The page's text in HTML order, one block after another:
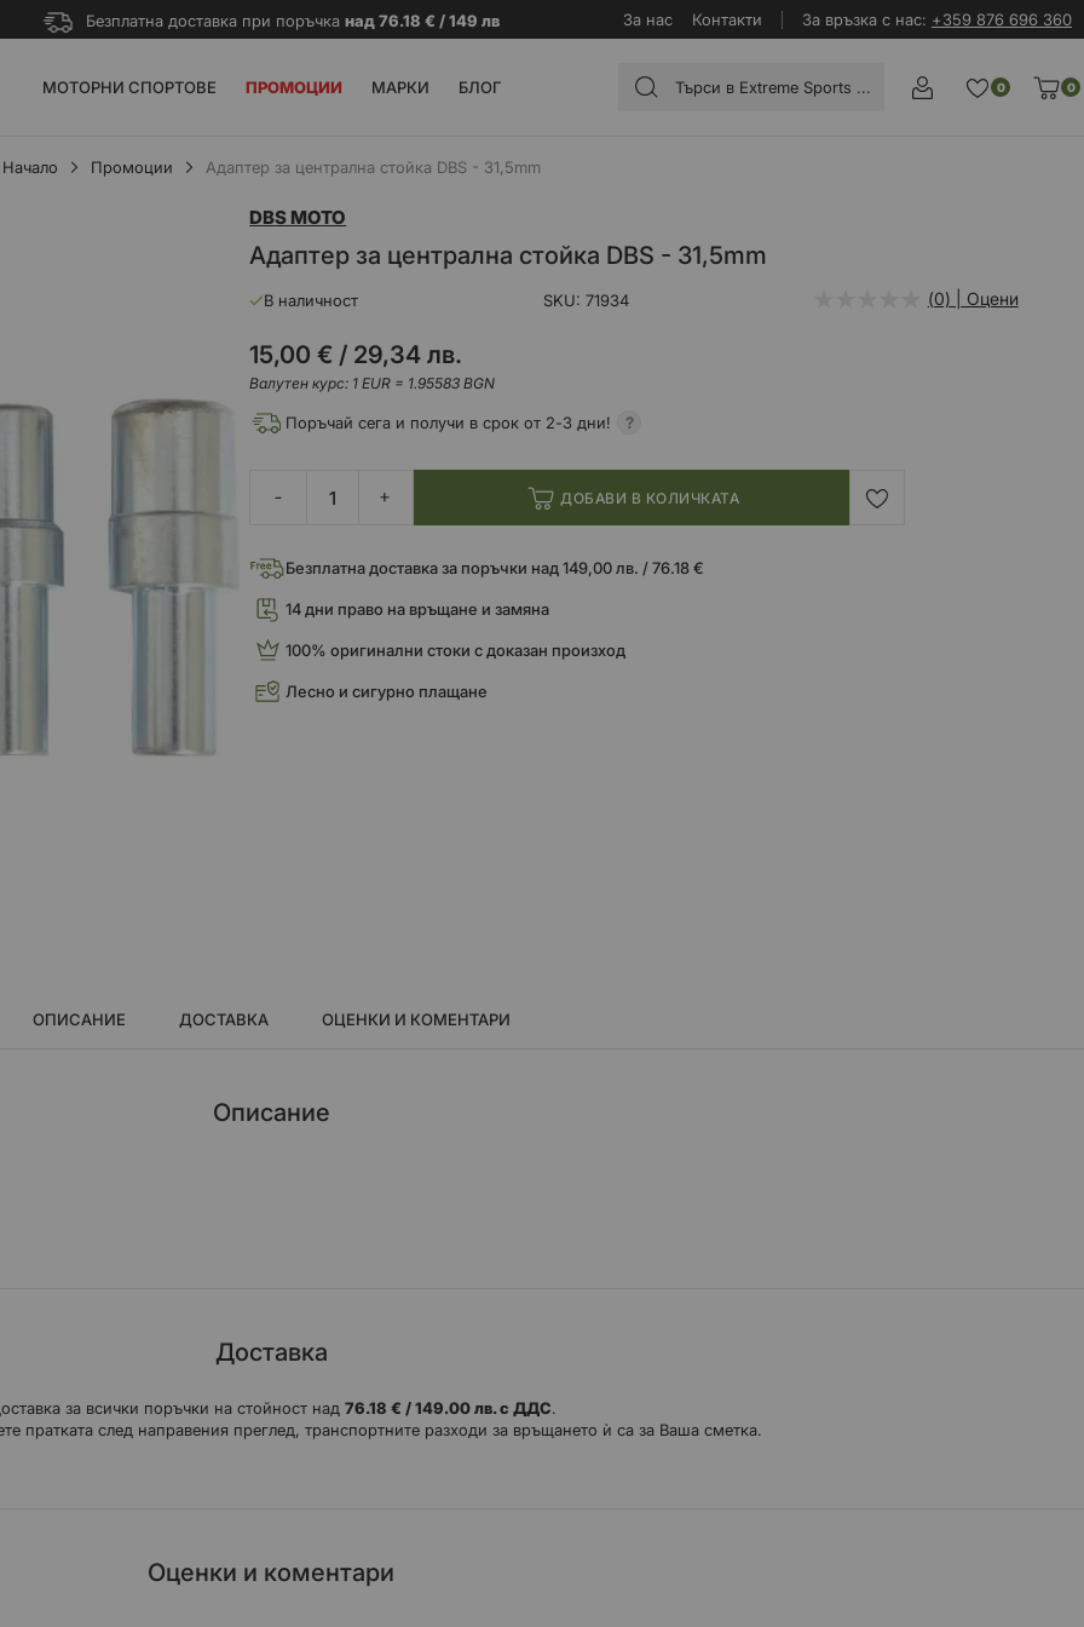
Безплатна доставка при поръчка над 76.18 € / 149 лв За нас Контакти За връзка с нас: +359 876 696 360
МОТОРНИ СПОРТОВЕ ПРОМОЦИИ МАРКИ БЛОГ 0
0
Начало Промоции Адаптер за централна стойка DBS - 31,5mm
Адаптер за централна стойка DBS - 31,5mm
DBS MOTO
В наличност SKU 71934 (0) | Оцени
15,00 € / 29,34 лв.
Валутен курс: 1 EUR = 1.95583 BGN
Поръчай сега и получи в срок от 2-3 дни!
ДОБАВИ В КОЛИЧКАТА
Безплатна доставка за поръчки над 149,00 лв. / 76.18 €
14 дни право на връщане и замяна
100% оригинални стоки с доказан произход
Лесно и сигурно плащане
ОПИСАНИЕ ДОСТАВКА ОЦЕНКИ И КОМЕНТАРИ
Описание
Доставка
за всички поръчки на стойност над 76.18 € / 149.00 лв. с ДДС.
пратката след направения преглед, транспортните разходи за връщането ѝ са за Ваша сметка.
Оценки и коментари